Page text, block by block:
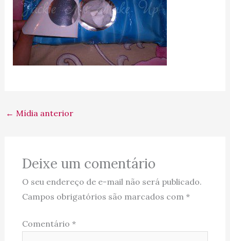
← Mídia anterior
Deixe um comentário
O seu endereço de e-mail não será publicado.
Campos obrigatórios são marcados com *
Comentário *